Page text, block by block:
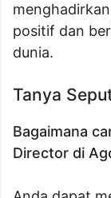
positif dan
dunia.
Tanya
Bagaimana
Director di